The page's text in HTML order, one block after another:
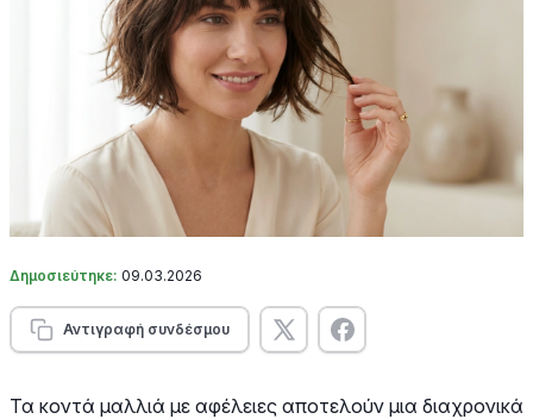
Δημοσιεύτηκε: 09.03.2026
Αντιγραφή συνδέσμου
Τα κοντά μαλλιά με αφέλειες αποτελούν μια διαχρονικά